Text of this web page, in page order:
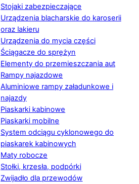
Stojaki zabezpieczające
Urządzenia blacharskie do karoserii
oraz lakieru
Urządzenia do mycia części
Ściągacze do sprężyn
Elementy do przemieszczania aut
Rampy najazdowe
Aluminiowe rampy załadunkowe i
najazdy
Piaskarki kabinowe
Piaskarki mobilne
System odciągu cyklonowego do
piaskarek kabinowych
Maty robocze
Stołki, krzesła, podpórki
Zwijadło dla przewodów